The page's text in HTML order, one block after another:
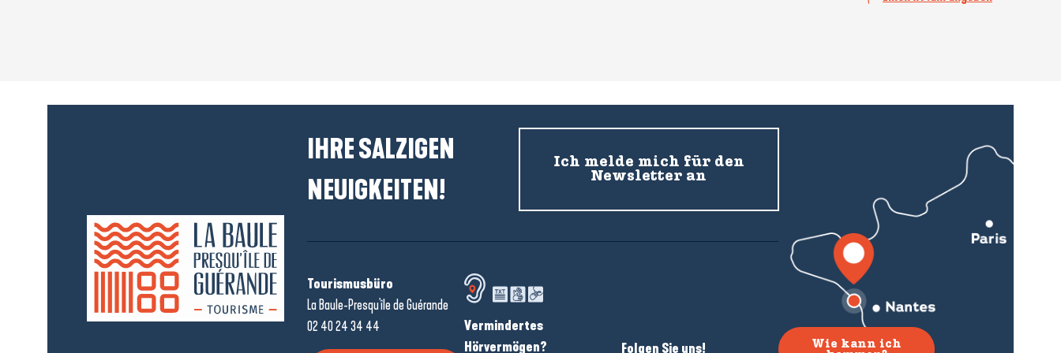
IHRE SALZIGEN
NEUIGKEITEN!
Ich melde mich für den
Newsletter an
Tourismusbüro
La Baule-Presqu'île de Guérande
02 40 24 34 44
Vermindertes
Hörvermögen?
Folgen Sie uns!
Wie kann ich